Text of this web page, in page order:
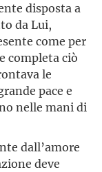
disposta a
da Lui,
come per
completa ciò
le
pace e
nelle mani di
dall’amore
deve